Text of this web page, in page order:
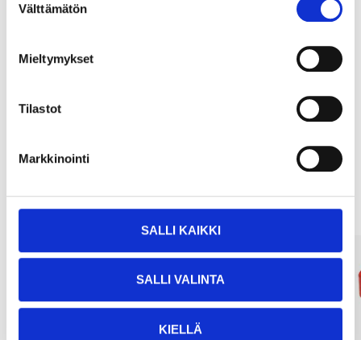
valinta
Välttämätön
Mieltymykset
Tilastot
Markkinointi
SALLI KAIKKI
SALLI VALINTA
KIELLÄ
Other customers also bought